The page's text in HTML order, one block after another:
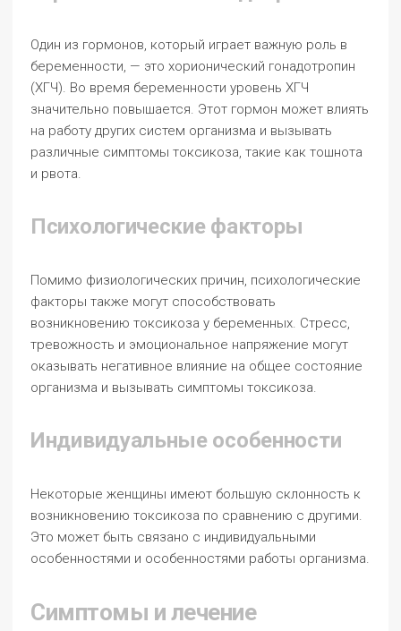
Один из гормонов, который играет важную роль в
беременности, — это хорионический гонадотропин
(ХГЧ). Во время беременности уровень ХГЧ
значительно повышается. Этот гормон может влиять
на работу других систем организма и вызывать
различные симптомы токсикоза, такие как тошнота
и рвота.
Психологические факторы
Помимо физиологических причин, психологические
факторы также могут способствовать
возникновению токсикоза у беременных. Стресс,
тревожность и эмоциональное напряжение могут
оказывать негативное влияние на общее состояние
организма и вызывать симптомы токсикоза.
Индивидуальные особенности
Некоторые женщины имеют большую склонность к
возникновению токсикоза по сравнению с другими.
Это может быть связано с индивидуальными
особенностями и особенностями работы организма.
Симптомы и лечение